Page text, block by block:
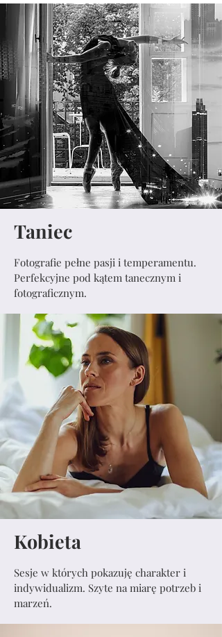
Taniec
Fotografie pełne pasji i temperamentu.
Perfekcyjne pod kątem tanecznym i
fotograficznym.
Kobieta
Sesje w których pokazuję charakter i
indywidualizm. Szyte na miarę potrzeb i
marzeń.